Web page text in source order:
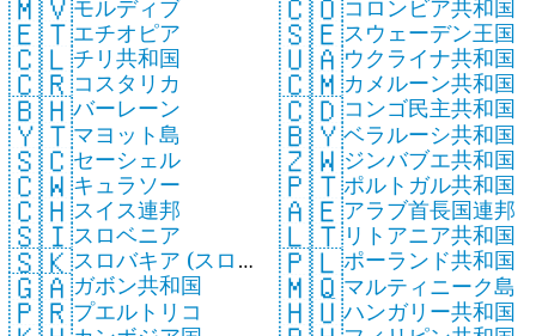
モルディブ
🇪🇹エチオピア
🇨🇱チリ共和国
🇨🇷コスタリカ
🇧🇭バーレーン
🇾🇹マヨット島
🇸🇨セーシェル
🇨🇼キュラソー
🇨🇭スイス連邦
🇸🇮スロベニア
🇸🇰スロバキア (スロ
バキア共和国)
🇬🇦ガボン共和国
🇵🇷プエルトリコ
コロンビア共和国
🇸🇪スウェーデン王国
🇺🇦ウクライナ共和国
🇨🇲カメルーン共和国
🇨🇩コンゴ民主共和国
🇧🇾ベラルーシ共和国
🇿🇼ジンバブエ共和国
🇵🇹ポルトガル共和国
🇦🇪アラブ首長国連邦
🇱🇹リトアニア共和国
🇵🇱ポーランド共和国
🇲🇶マルティニーク島
🇭🇺ハンガリー共和国